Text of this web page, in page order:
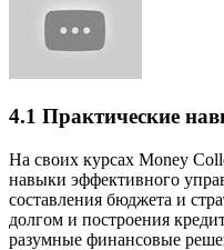
4.1 Практические
На своих курсах Money
навыки эффективного
составления бюджета и
долгом и построения
разумные финансовые